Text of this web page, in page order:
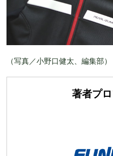
（写真／小野口健太、編集部）
著者プ